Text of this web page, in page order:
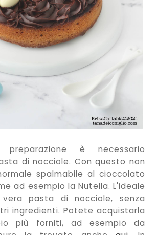
è necessario
di nocciole. Con questo non
spalmabile al cioccolato
ad esempio la Nutella. L'ideale
pasta di nocciole, senza
ingredienti. Potete acquistarla
più forniti, ad esempio da